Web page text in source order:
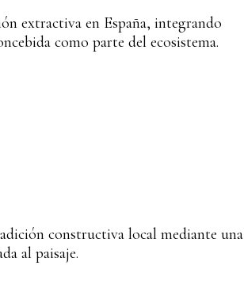
extractiva en España, integrando
como parte del ecosistema.
constructiva local mediante una
al paisaje.